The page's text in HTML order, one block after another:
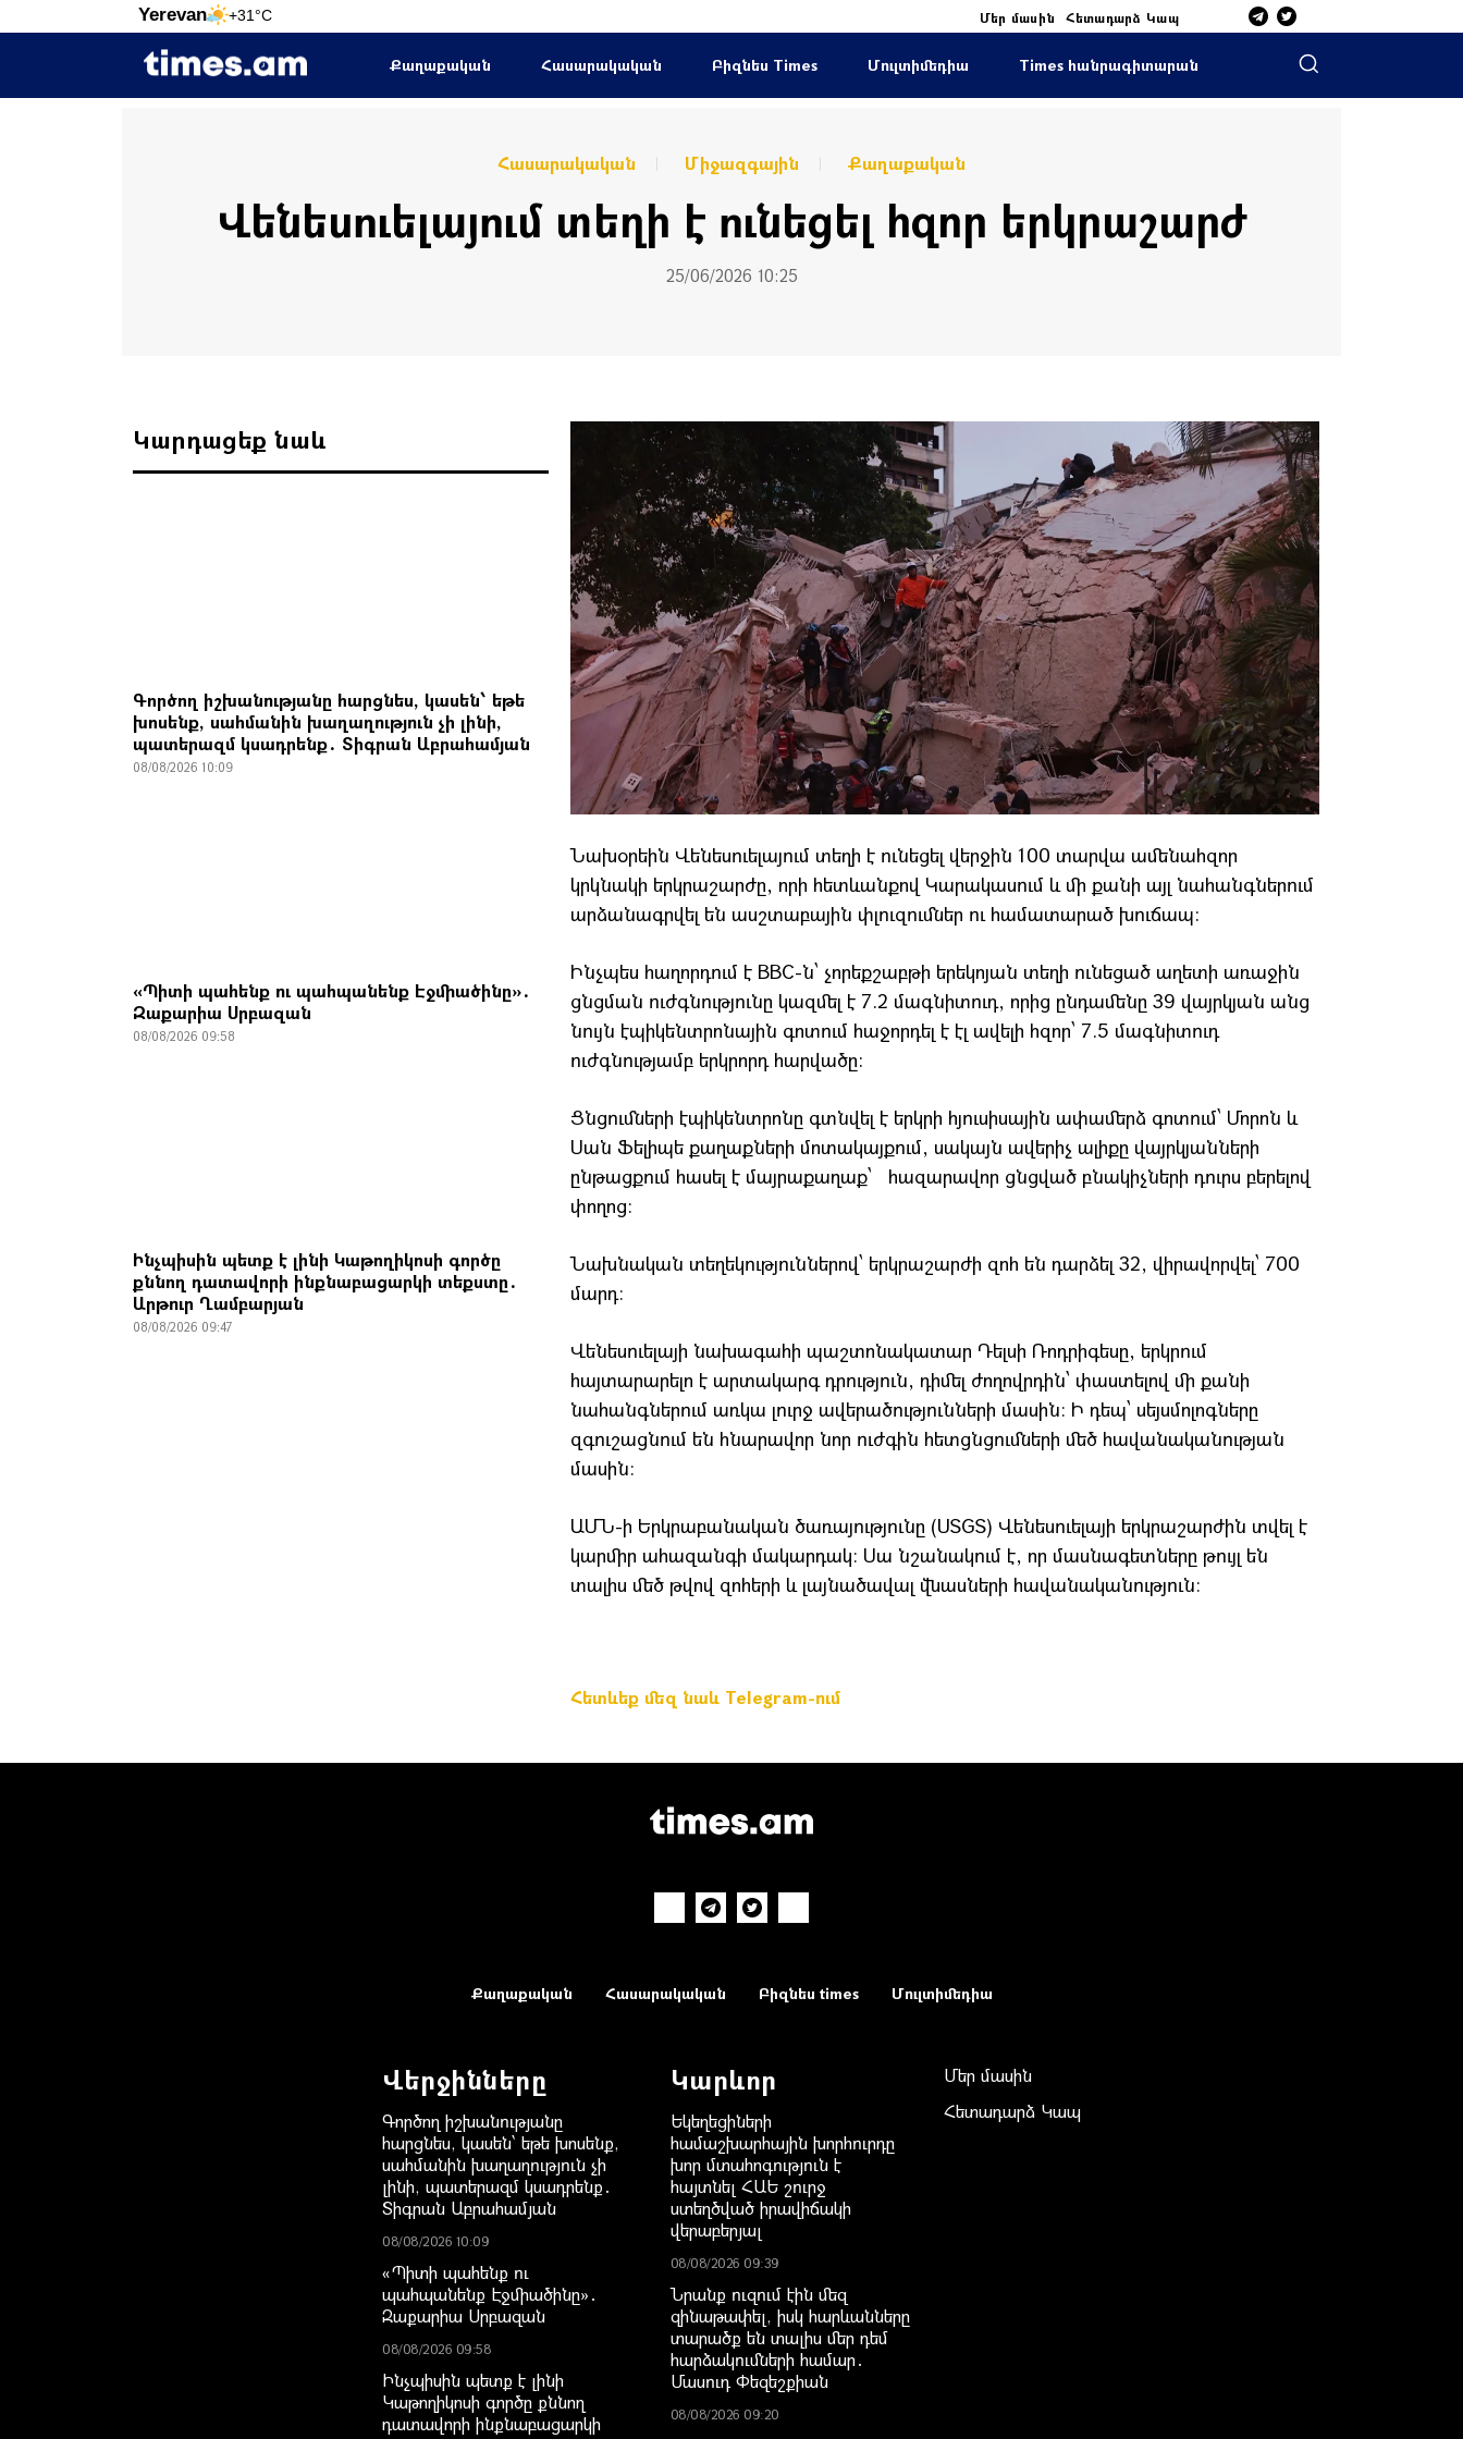
Yerevan +31°C Մեր մասին Հետադարձ Կապ
Քաղաքական Հասարակական Բիզնես Times Մուլտիմեդիա Times հանրագիտարան
Հասարակական Միջազգային Քաղաքական
Վենեսուելայում տեղի է ունեցել հզոր երկրաշարժ
25/06/2026 10:25
Կարդացեք նաև
Գործող իշխանությանը հարցնես, կասեն՝ եթե
խոսենք, սահմանին խաղաղություն չի լինի,
պատերազմ կսադրենք․ Տիգրան Աբրահամյան
08/08/2026 10:09
«Պիտի պահենք ու պահպանենք Էջմիածինը»․
Զաքարիա Սրբազան
08/08/2026 09:58
Ինչպիսին պետք է լինի Կաթողիկոսի գործը
քննող դատավորի ինքնաբացարկի տեքստը․
Արթուր Ղամբարյան
08/08/2026 09:47
Նախօրեին Վենեսուելայում տեղի է ունեցել վերջին 100 տարվա ամենահզոր
կրկնակի երկրաշարժը, որի հետևանքով Կարակասում և մի քանի այլ նահանգներում
արձանագրվել են ասշտաբային փլուզումներ ու համատարած խուճապ:
Ինչպես հաղորդում է BBC-ն՝ չորեքշաբթի երեկոյան տեղի ունեցած աղետի առաջին
ցնցման ուժգնությունը կազմել է 7.2 մագնիտուդ, որից ընդամենը 39 վայրկյան անց
նույն էպիկենտրոնային գոտում հաջորդել է էլ ավելի հզոր՝ 7.5 մագնիտուդ
ուժգնությամբ երկրորդ հարվածը:
Ցնցումների էպիկենտրոնը գտնվել է երկրի հյուսիսային ափամերձ գոտում՝ Մորոն և
Սան Ֆելիպե քաղաքների մոտակայքում, սակայն ավերիչ ալիքը վայրկյանների
ընթացքում հասել է մայրաքաղաք՝ հազարավոր ցնցված բնակիչների դուրս բերելով
փողոց։
Նախնական տեղեկություններով՝ երկրաշարժի զոհ են դարձել 32, վիրավորվել՝ 700
մարդ։
Վենեսուելայի նախագահի պաշտոնակատար Դելսի Ռոդրիգեսը, երկրում
հայտարարելո է արտակարգ դրություն, դիմել ժողովրդին՝ փաստելով մի քանի
նահանգներում առկա լուրջ ավերածությունների մասին։ Ի դեպ՝ սեյսմոլոգները
զգուշացնում են հնարավոր նոր ուժգին հետցնցումների մեծ հավանականության
մասին։
ԱՄՆ-ի Երկրաբանական ծառայությունը (USGS) Վենեսուելայի երկրաշարժին տվել է
կարմիր ահազանգի մակարդակ։ Սա նշանակում է, որ մասնագետները թույլ են
տալիս մեծ թվով զոհերի և լայնածավալ վնասների հավանականություն։
Հետևեք մեզ նաև Telegram-ում
Քաղաքական Հասարակական Բիզնես times Մուլտիմեդիա
Վերջինները
Գործող իշխանությանը
հարցնես, կասեն՝ եթե խոսենք,
սահմանին խաղաղություն չի
լինի, պատերազմ կսադրենք․
Տիգրան Աբրահամյան
08/08/2026 10:09
«Պիտի պահենք ու
պահպանենք Էջմիածինը»․
Զաքարիա Սրբազան
08/08/2026 09:58
Ինչպիսին պետք է լինի
Կաթողիկոսի գործը քննող
դատավորի ինքնաբացարկի
Կարևոր
Եկեղեցիների
համաշխարհային խորհուրդը
խոր մտահոգություն է
հայտնել ՀԱԵ շուրջ
ստեղծված իրավիճակի
վերաբերյալ
08/08/2026 09:39
Նրանք ուզում էին մեզ
զինաթափել, իսկ հարևանները
տարածք են տալիս մեր դեմ
հարձակումների համար․
Մասուդ Փեզեշքիան
08/08/2026 09:20
Մեր մասին
Հետադարձ Կապ